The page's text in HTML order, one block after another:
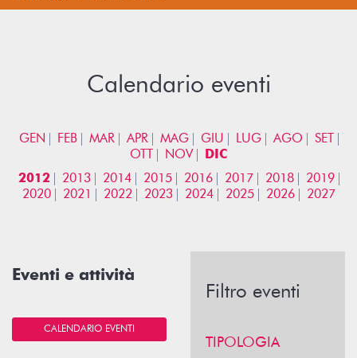
Calendario eventi
GEN FEB MAR APR MAG GIU LUG AGO
SET
OTT
NOV
DIC
2012
2013 2014 2015 2016 2017 2018
2019
2020
2021 2022 2023 2024 2025 2026 2027
Eventi e attività
CALENDARIO EVENTI
Filtro eventi
TIPOLOGIA